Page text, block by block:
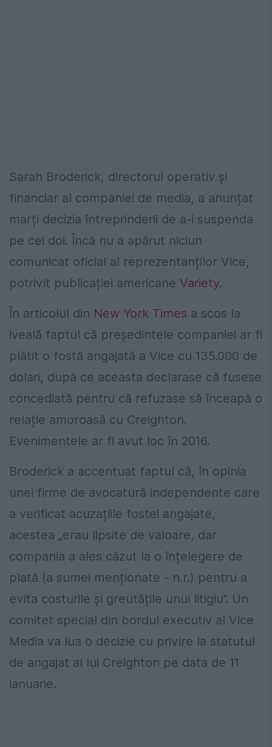
Sarah Broderick, directorul operativ și
financiar al companiei de media, a anunțat
marți decizia întreprinderii de a-i suspenda
pe cei doi. Încă nu a apărut niciun
comunicat oficial al reprezentanților Vice,
potrivit publicației americane Variety.
În articolul din New York Times a scos la
iveală faptul că președintele companiei ar fi
plătit o fostă angajată a Vice cu 135.000 de
dolari, după ce aceasta declarase că fusese
concediată pentru că refuzase să înceapă o
relație amoroasă cu Creighton.
Evenimentele ar fi avut loc în 2016.
Broderick a accentuat faptul că, în opinia
unei firme de avocatură independente care
a verificat acuzațiile fostei angajate,
acestea „erau lipsite de valoare, dar
compania a ales căzut la o înțelegere de
plată (a sumei menționate - n.r.) pentru a
evita costurile și greutățile unui litigiu”. Un
comitet special din bordul executiv al Vice
Media va lua o decizie cu privire la statutul
de angajat al lui Creighton pe data de 11
ianuarie.